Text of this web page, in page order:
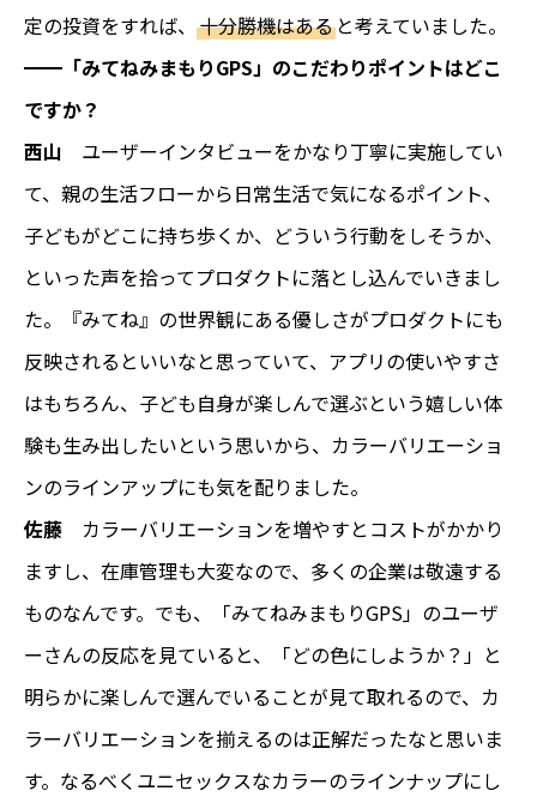
定の投資をすれば、 十分勝機はある と考えていました。
━━「みてねみまもりGPS」のこだわりポイントはどこ
ですか？
西山 ユーザーインタビューをかなり丁寧に実施してい
て、親の生活フローから日常生活で気になるポイント、
子どもがどこに持ち歩くか、どういう行動をしそうか、
といった声を拾ってプロダクトに落とし込んでいきまし
た。『みてね』の世界観にある優しさがプロダクトにも
反映されるといいなと思っていて、アプリの使いやすさ
はもちろん、子ども自身が楽しんで選ぶという嬉しい体
験も生み出したいという思いから、カラーバリエーショ
ンのラインアップにも気を配りました。
佐藤 カラーバリエーションを増やすとコストがかかり
ますし、在庫管理も大変なので、多くの企業は敬遠する
ものなんです。でも、「みてねみまもりGPS」のユーザ
ーさんの反応を見ていると、「どの色にしようか？」と
明らかに楽しんで選んでいることが見て取れるので、カ
ラーバリエーションを揃えるのは正解だったなと思いま
す。なるべくユニセックスなカラーのラインナップにし